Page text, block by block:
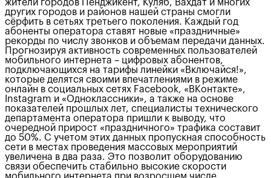
жители городов Пенджикент, Куляб, Вахдат и многих
других городов и районов нашей страны смогли
сёрфить в сетьях третьего поколения. Каждый год
абоненты оператора ставят новые «праздничные»
рекорды по числу звонков и объемам передачи данных.
Прогнозируя активность современных пользователей
мобильного интернета – цифровых абонентов,
подключающихся на тарифы линейки «Включайся!»,
которые делятся своими впечатлениями в режиме
онлайн в социальных сетях Facebook, «ВКонтакте»,
Instagram и «Одноклассники», а также на основе
показателей прошлых лет, специалисты технического
департамента оператора пришли к выводу, что
очередной прирост «праздничного» трафика составит
до 50%. С учетом этих данных пропускная способность
сети в местах проведения массовых мероприятий
увеличена в два раза. Это позволит оборудованию
связи обеспечить стабильно высокие скорости
мобильного интернета при возросшем числе